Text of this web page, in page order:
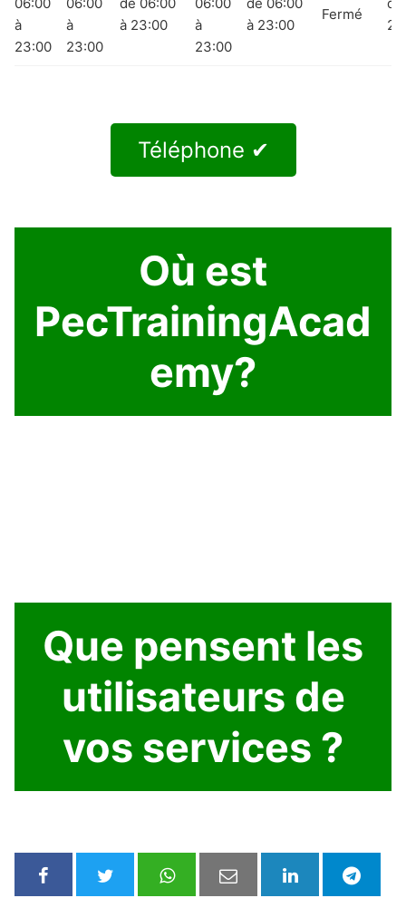
à
23:00
à
23:00
à 23:00
à
23:00
à 23:00
Fermé
Téléphone ✔
Où est
PecTrainingAcad
emy?
Que pensent les
utilisateurs de
vos services ?